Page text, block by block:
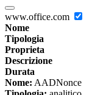
www.office.com
Nome
Tipologia
Proprieta
Descrizione
Durata
Nome: AADNonce